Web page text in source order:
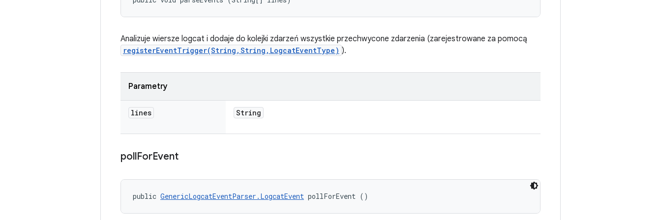
Analizuje wiersze logcat i dodaje do kolejki zdarzeń wszystkie przechwycone zdarzenia (zarejestrowane za pomocą
registerEventTrigger(String,String,LogcatEventType) ).
Parametry
lines String
pollForEvent
public GenericLogcatEventParser.LogcatEvent pollForEvent ()